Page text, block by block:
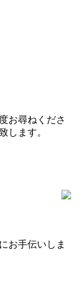
お尋ねくださ
します。
お手伝いしま